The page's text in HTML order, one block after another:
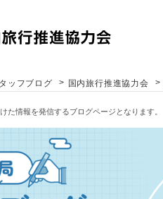
ッフブログ > 国内旅行推進協力会 >
た情報を発信するブログページとなります。